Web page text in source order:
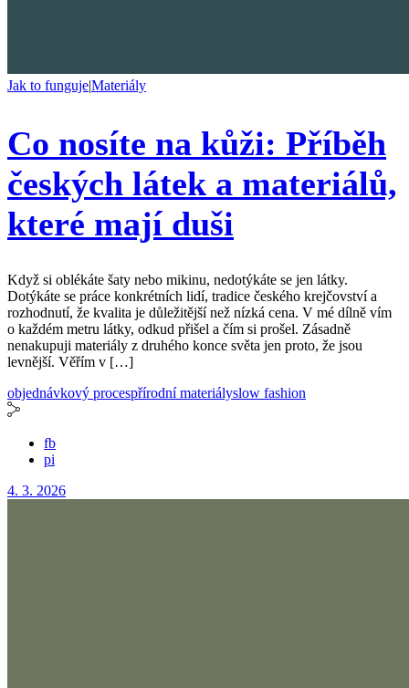
Jak to funguje|Materiály
Co nosíte na kůži: Příběh
českých látek a materiálů,
které mají duši
Když si oblékáte šaty nebo mikinu, nedotýkáte se jen látky.
Dotýkáte se práce konkrétních lidí, tradice českého krejčovství a
rozhodnutí, že kvalita je důležitější než nízká cena. V mé dílně vím
o každém metru látky, odkud přišel a čím si prošel. Zásadně
nenakupuji materiály z druhého konce světa jen proto, že jsou
levnější. Věřím v […]
objednávkový procespřírodní materiályslow fashion
fb
pi
4. 3. 2026